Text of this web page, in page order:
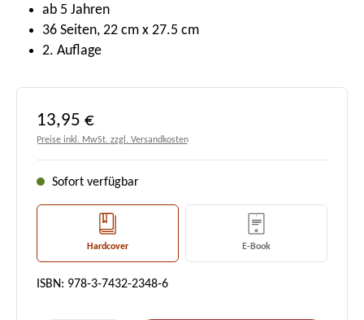
ab 5 Jahren
36 Seiten, 22 cm x 27.5 cm
2. Auflage
Regulärer Preis:
13,95 €
Preise inkl. MwSt. zzgl. Versandkosten
Sofort verfügbar
Hardcover E-Book
ISBN: 978-3-7432-2348-6